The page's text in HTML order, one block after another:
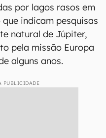
por lagos rasos em
indicam pesquisas
natural de Júpiter,
pela missão Europa
alguns anos.
PUBLICIDADE